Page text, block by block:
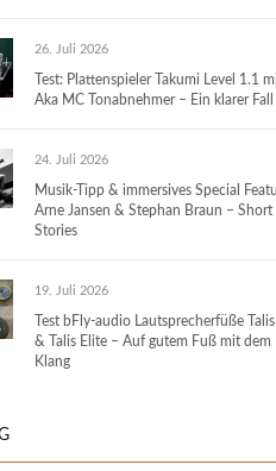
26. Juli 2026
Test: Plattenspieler Takumi Level 1.1
Aka MC Tonabnehmer – Ein klarer Fall
24. Juli 2026
Musik-Tipp & immersives Special
Arne Jansen & Stephan Braun – Short
Stories
19. Juli 2026
Test bFly-audio Lautsprecherfüße
& Talis Elite – Auf gutem Fuß mit dem
Klang